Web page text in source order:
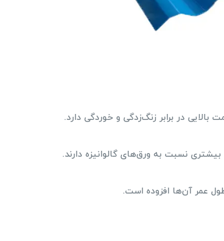
در برابر زنگ‌زدگی و خوردگی دارد.
نسبت به ورق‌های گالوانیزه دارند.
عمر آن‌ها افزوده است.